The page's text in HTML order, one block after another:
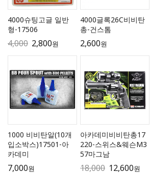
4000슈팅고글 일반
형-17506
4,000 2,800원
4000글록26C비비탄
총-건스톰
2,600원
1000 비비탄알(10개
입소박스)17501-아
카데미
7,000원
아카데미비비탄총17
220-스위스&웨슨M3
57마그남
18,000 12,600원